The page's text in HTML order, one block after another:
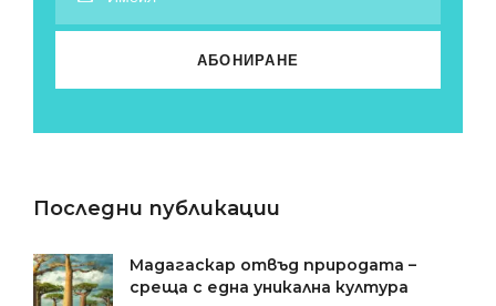
Последни публикации
Мадагаскар отвъд природата –
среща с една уникална култура